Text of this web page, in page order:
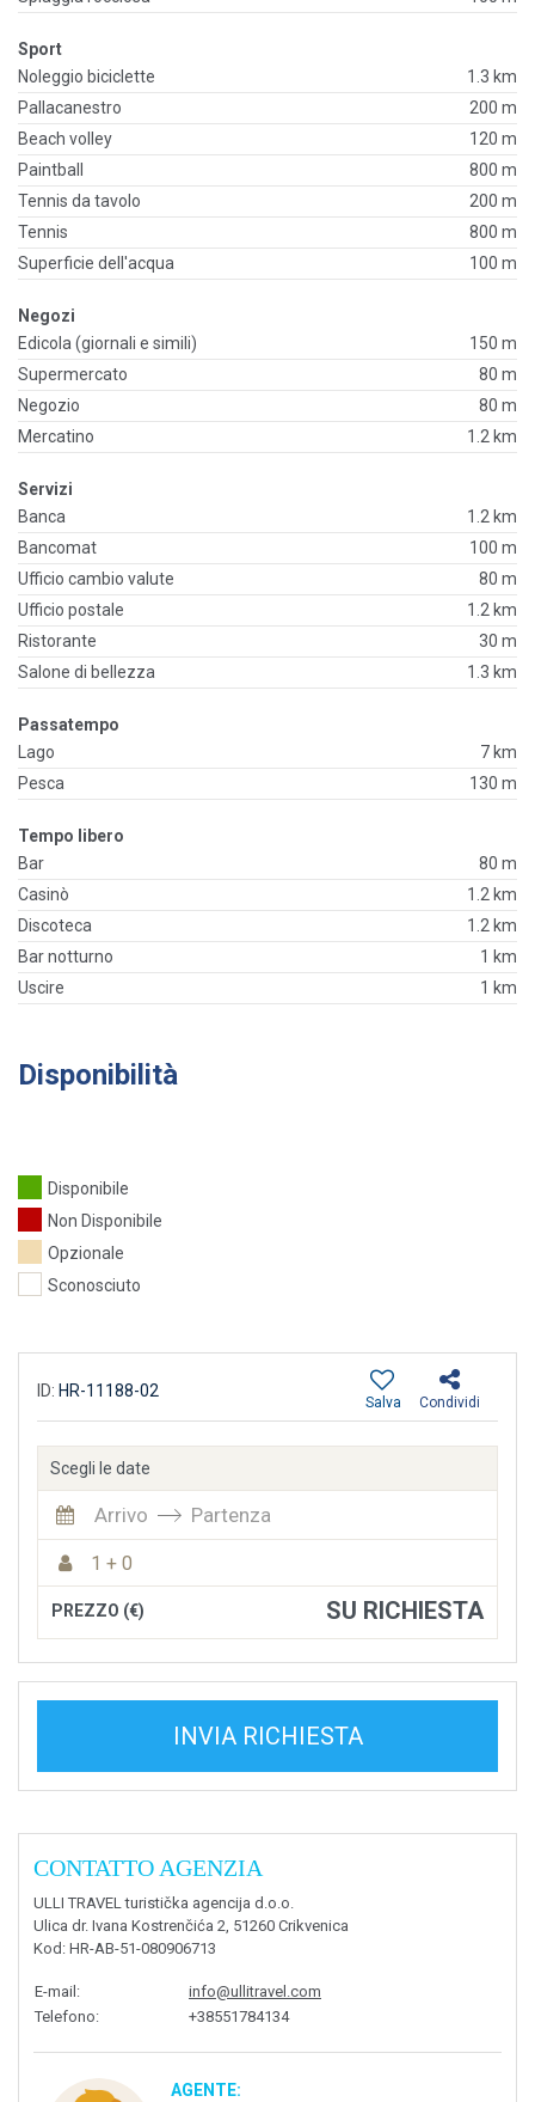
Sport
Noleggio biciclette
1.3 km
Pallacanestro
200 m
Beach volley
120 m
Paintball
800 m
Tennis da tavolo
200 m
Tennis
800 m
Superficie dell'acqua
100 m
Negozi
Edicola (giornali e simili)
150 m
Supermercato
80 m
Negozio
80 m
Mercatino
1.2 km
Servizi
Banca
1.2 km
Bancomat
100 m
Ufficio cambio valute
80 m
Ufficio postale
1.2 km
Ristorante
30 m
Salone di bellezza
1.3 km
Passatempo
Lago
7 km
Pesca
130 m
Tempo libero
Bar
80 m
Casinò
1.2 km
Discoteca
1.2 km
Bar notturno
1 km
Uscire
1 km
Disponibilità
Disponibile
Non Disponibile
Opzionale
Sconosciuto
ID: HR-11188-02
Condividi
Salva
Scegli le date
Arrivo Partenza
1 + 0
PREZZO (€) SU RICHIESTA
INVIA RICHIESTA
CONTATTO AGENZIA
ULLI TRAVEL turistička agencija d.o.o.
Ulica dr. Ivana Kostrenčića 2, 51260 Crikvenica
Kod : HR-AB-51-080906713
E-mail :
info@ullitravel.com
Telefono: +38551784134
AGENTE: